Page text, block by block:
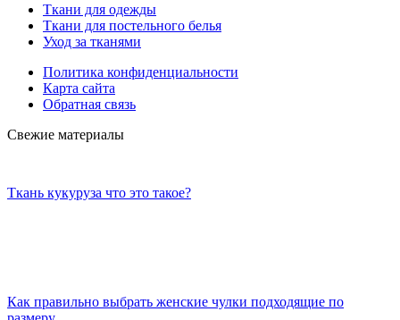
Ткани для одежды
Ткани для постельного белья
Уход за тканями
Политика конфиденциальности
Карта сайта
Обратная связь
Свежие материалы
Ткань кукуруза что это такое?
Как правильно выбрать женские чулки подходящие по